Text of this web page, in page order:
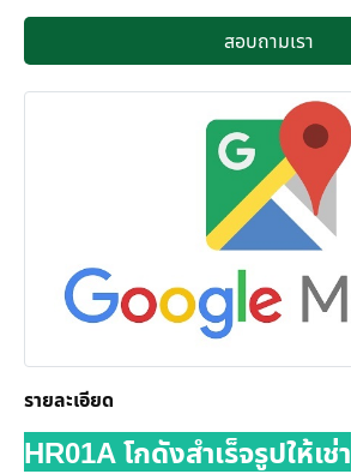
สอบถามเรา
รายละเอียด
HR01A โกดังสำเร็จรูปให้เช่า